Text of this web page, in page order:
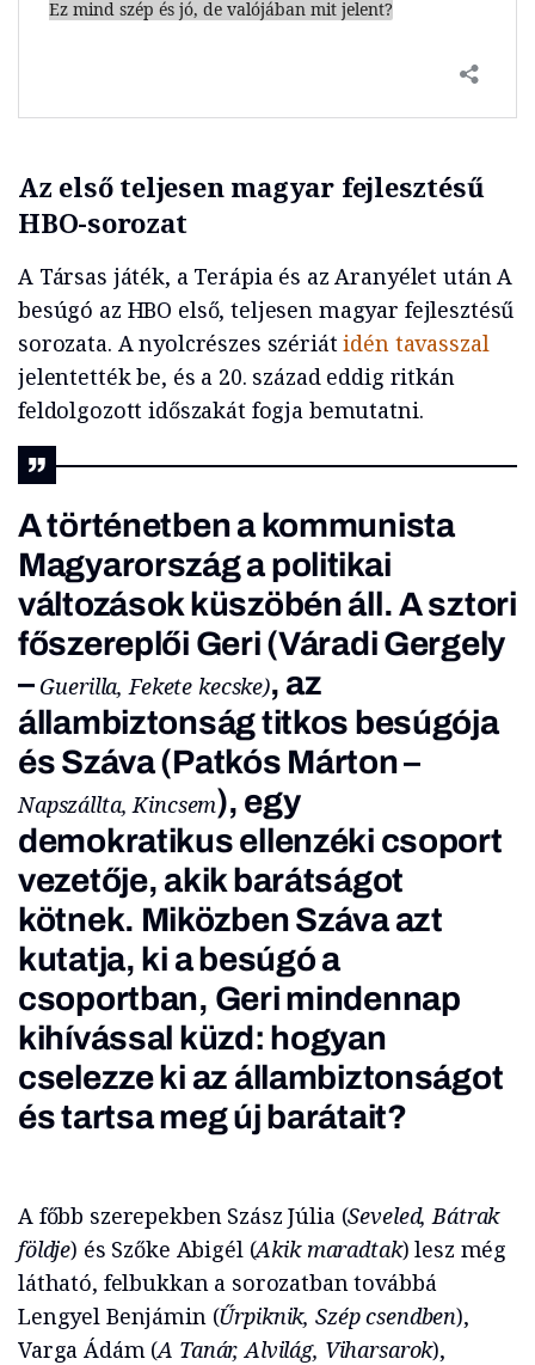
Az első teljesen magyar fejlesztésű
HBO-sorozat
A Társas játék, a Terápia és az Aranyélet után A
besúgó az HBO első, teljesen magyar fejlesztésű
sorozata. A nyolcrészes szériátidén tavasszal
jelentették be, és a 20. század eddig ritkán
feldolgozott időszakát fogja bemutatni.
A történetben a kommunista
Magyarország a politikai
változások küszöbén áll. A sztori
főszereplői Geri (Váradi Gergely
– Guerilla, Fekete kecske), az
állambiztonság titkos besúgója
és Száva (Patkós Márton –
Napszállta, Kincsem), egy
demokratikus ellenzéki csoport
vezetője, akik barátságot
kötnek. Miközben Száva azt
kutatja, ki a besúgó a
csoportban, Geri mindennap
kihívással küzd: hogyan
cselezze ki az állambiztonságot
és tartsa meg új barátait?
A főbb szerepekben Szász Júlia (Seveled, Bátrak
földje) és Szőke Abigél (Akik maradtak) lesz még
látható, felbukkan a sorozatban továbbá
Lengyel Benjámin (Űrpiknik, Szép csendben),
Varga Ádám (A Tanár, Alvilág, Viharsarok),